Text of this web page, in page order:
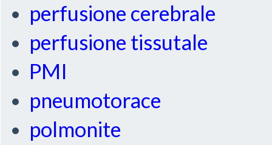
perfusione cerebrale
perfusione tissutale
PMI
pneumotorace
polmonite